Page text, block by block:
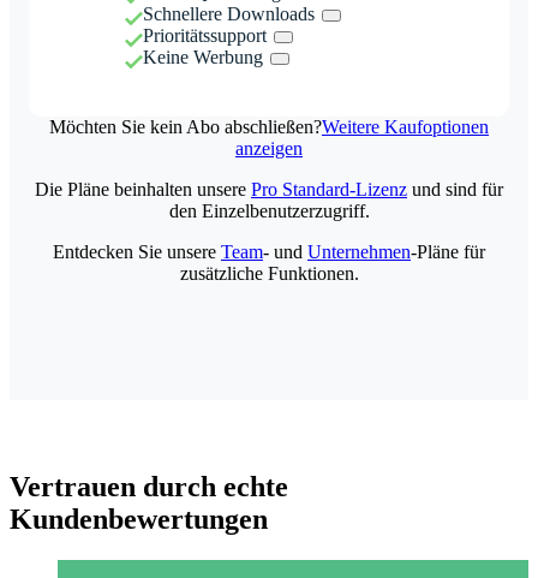
Schnellere Downloads
Prioritätssupport
Keine Werbung
Möchten Sie kein Abo abschließen?Weitere Kaufoptionen
anzeigen
Die Pläne beinhalten unsere Pro Standard-Lizenz und sind für
den Einzelbenutzerzugriff.
Entdecken Sie unsere Team- und Unternehmen-Pläne für
zusätzliche Funktionen.
Vertrauen durch echte
Kundenbewertungen